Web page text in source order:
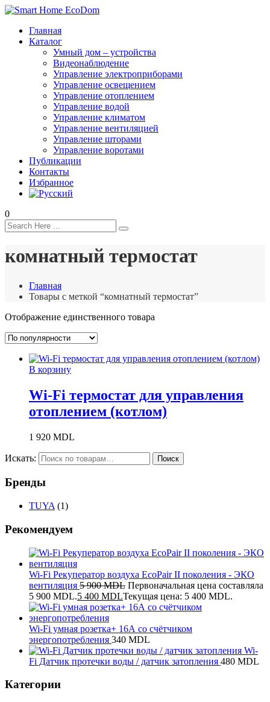
Главная
Каталог
Умный дом – устройства
Видеонаблюдение
Управление электроприборами
Управление освещением
Управление отоплением
Управление водой
Управление климатом
Управление вентиляцией
Управление шторами
Управление воротами
Публикации
Контакты
Избранное
0
комнатный термостат
Главная
Товары с меткой “комнатный термостат”
Отображение единственного товара
В корзину
Wi-Fi термостат для управления
отоплением (котлом)
1 920 MDL
Искать: Поиск
Бренды
TUYA (1)
Рекомендуем
Wi-Fi Рекуператор воздуха EcoPair II поколения - ЭКО
вентиляция 5 900MDL Первоначальная цена составляла
5 900 MDL.5 400 MDLТекущая цена: 5 400 MDL.
Wi-Fi умная розетка+ 16А со счётчиком
энергопотребления 340 MDL
Wi-
Fi Датчик протечки воды / датчик затопления 480 MDL
Категории